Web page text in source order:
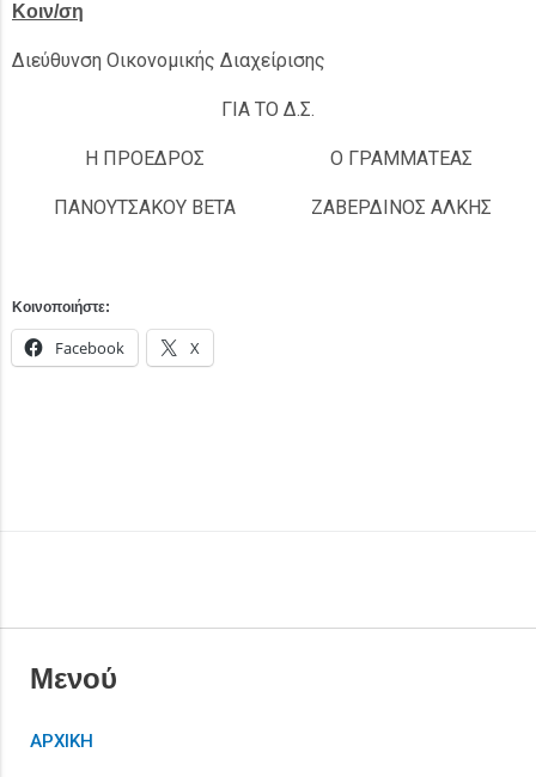
Κοιν/ση
Διεύθυνση Οικονομικής Διαχείρισης
ΓΙΑ ΤΟ Δ.Σ.
Η ΠΡΟΕΔΡΟΣ
ΠΑΝΟΥΤΣΑΚΟΥ ΒΕΤΑ
Ο ΓΡΑΜΜΑΤΕΑΣ
ΖΑΒΕΡΔΙΝΟΣ ΑΛΚΗΣ
Κοινοποιήστε:
Facebook X
Μενού
ΑΡΧΙΚΗ